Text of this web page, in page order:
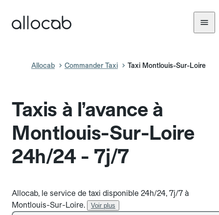
Allocab Commander Taxi Taxi Montlouis-Sur-Loire
Taxis à l’avance à
Montlouis-Sur-Loire
24h/24 - 7j/7
Allocab, le service de taxi disponible 24h/24, 7j/7 à
Montlouis-Sur-Loire.
Voir plus